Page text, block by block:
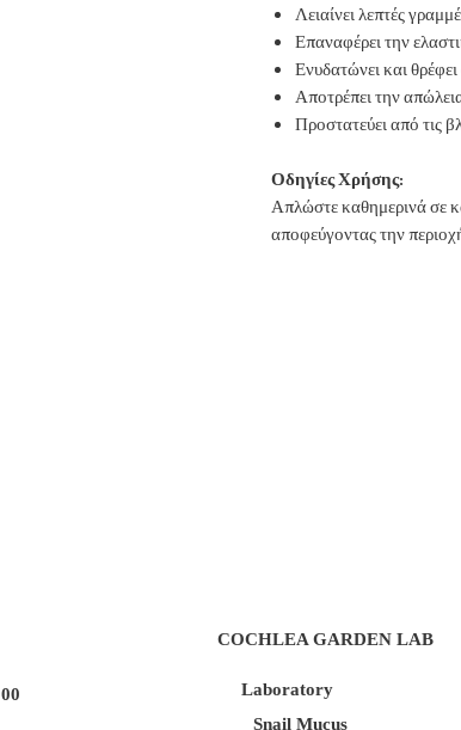
Λειαίνει λεπτές
Επαναφέρει την
Ενυδατώνει και
Αποτρέπει την
Προστατεύει από τις
Οδηγίες Χρήσης:
Απλώστε καθημερινά σε
αποφεύγοντας την
COCHLEA GARDEN LAB
Laboratory
Snail Mucus